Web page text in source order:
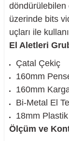
döndürülebilen
üzerinde bits
uçları ile
El Aletleri
Çatal Çekiç
160mm
160mm
Bi-Metal El
18mm Plastik
Ölçüm ve